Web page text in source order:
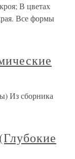
В цветах
Все формы
Из сборника